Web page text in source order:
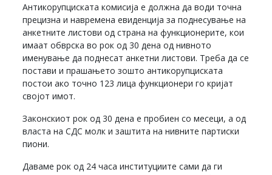
Антикорупциската комисија е должна да води точна
прецизна и навремена евиденција за поднесување на
анкетните листови од страна на функционерите, кои
имаат обврска во рок од 30 дена од нивното
именување да поднесат анкетни листови. Треба да се
постави и прашањето зошто антикорупциската
постои ако точно 123 лица функционери го кријат
својот имот.
Законскиот рок од 30 дена е пробиен со месеци, а од
власта на СДС молк и заштита на нивните партиски
пиони.
Даваме рок од 24 часа институциите сами да ги